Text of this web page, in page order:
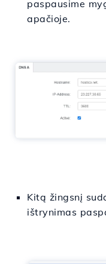
paspausime
apačioje.
Kitą žingsnį
ištrynimas